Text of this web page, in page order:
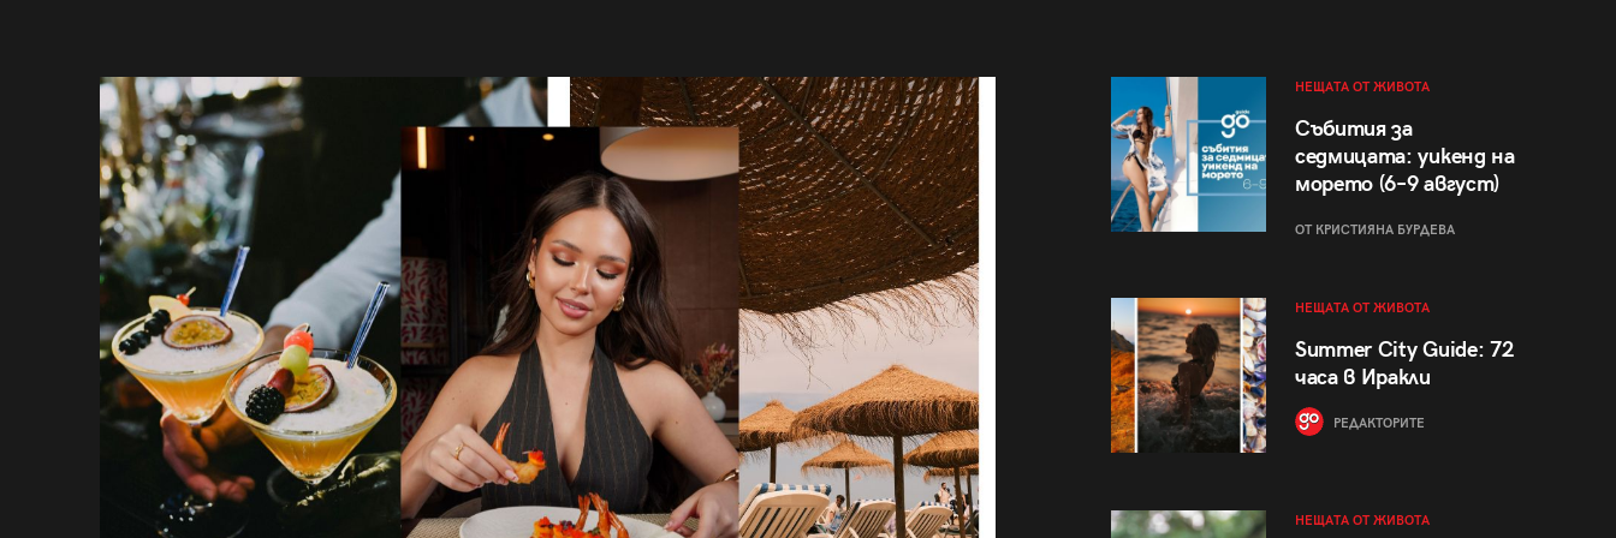
НЕЩАТА ОТ ЖИВОТА
Събития за
седмицата: уикенд на
морето (6–9 август)
ОТ КРИСТИЯНА БУРДЕВА
НЕЩАТА ОТ ЖИВОТА
Summer City Guide: 72
часа в Иракли
РЕДАКТОРИТЕ
НЕЩАТА ОТ ЖИВОТА